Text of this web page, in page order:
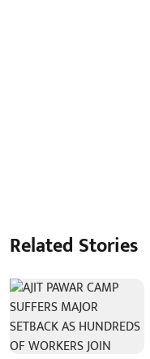
Related Stories